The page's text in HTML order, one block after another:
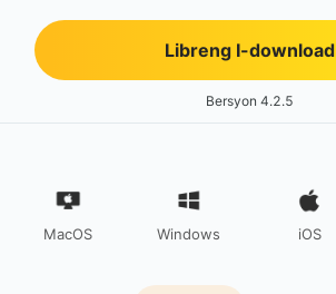
Libreng I-download
Bersyon 4.2.5
MacOS Windows iOS